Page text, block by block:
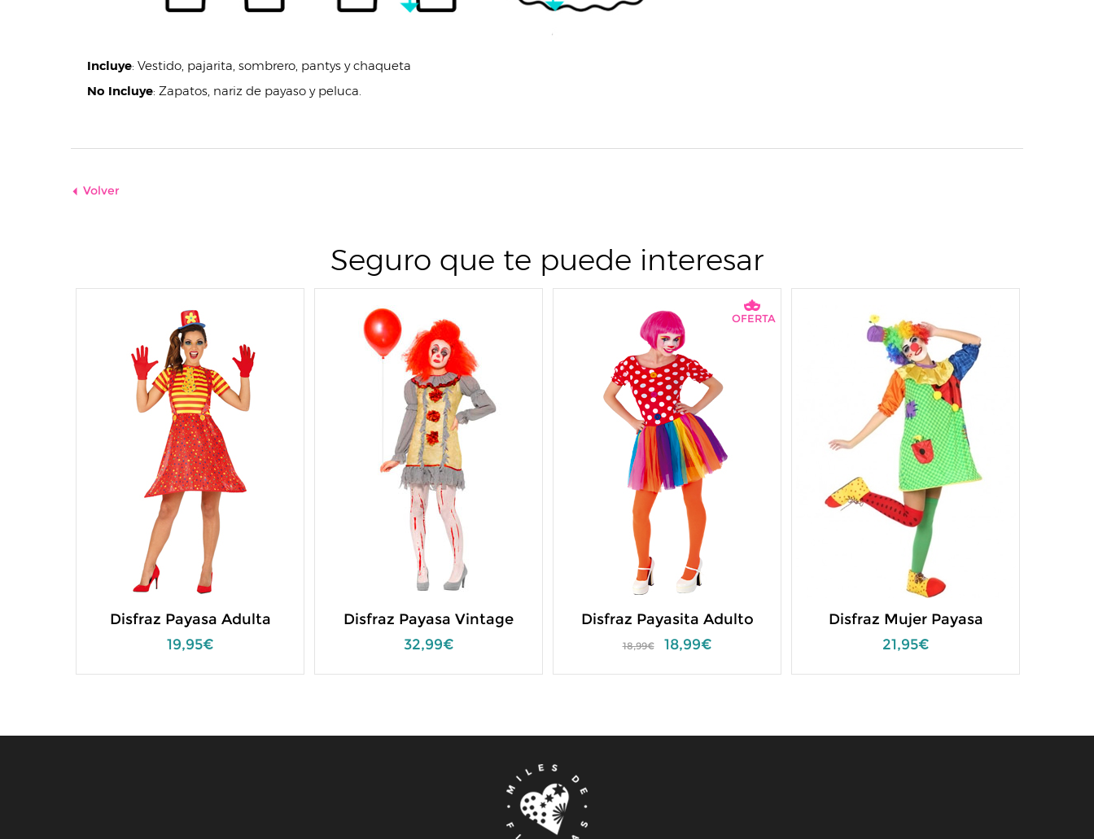
Incluye: Vestido, pajarita, sombrero, pantys y chaqueta
No Incluye: Zapatos, nariz de payaso y peluca.
Volver
Seguro que te puede interesar
Disfraz Payasa Adulta
19,95€
Disfraz Payasa Vintage
32,99€
Disfraz Payasita Adulto
18,99€ 18,99€
OFERTA
Disfraz Mujer Payasa
21,95€